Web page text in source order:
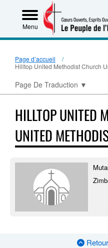
Menu
Page d’accueil
Hilltop United Methodist Church
Page De Traduction ▼
HILLTOP UNITED
UNITED